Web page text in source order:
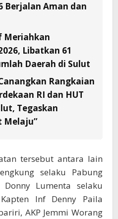
Berjalan Aman dan
Meriahkan
Libatkan 61
Daerah di Sulut
Rangkaian
RI dan HUT
Tegaskan
Melaju”
tersebut antara lain
selaku Pabung
Lumenta selaku
Inf Denny Paila
AKP Jemmi Worang